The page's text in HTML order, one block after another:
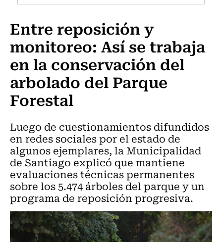
Programas Radio y TV Usach
Entre reposición y
monitoreo: Así se trabaja
en la conservación del
arbolado del Parque
Forestal
Luego de cuestionamientos difundidos
en redes sociales por el estado de
algunos ejemplares, la Municipalidad
de Santiago explicó que mantiene
evaluaciones técnicas permanentes
sobre los 5.474 árboles del parque y un
programa de reposición progresiva.